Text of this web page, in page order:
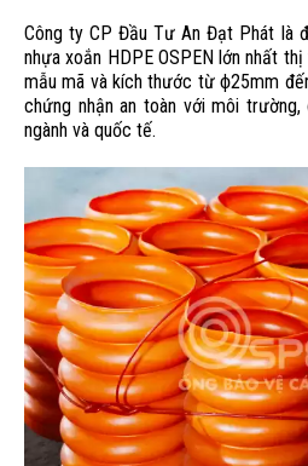
Công ty CP Đầu Tư An Đạt Phát là
nhựa xoắn HDPE OSPEN lớn nhất
mẫu mã và kích thước từ ϕ25mm
chứng nhận an toàn với môi
ngành và quốc tế.